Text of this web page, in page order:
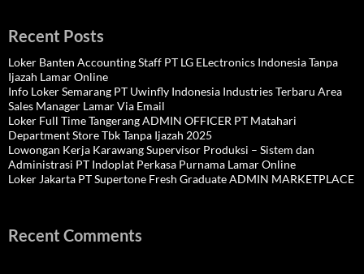
Recent Posts
Loker Banten Accounting Staff PT LG ELectronics Indonesia Tanpa
Ijazah Lamar Online
Info Loker Semarang PT Uwinfly Indonesia Industries Terbaru Area
Sales Manager Lamar Via Email
Loker Full Time Tangerang ADMIN OFFICER PT Matahari
Department Store Tbk Tanpa Ijazah 2025
Lowongan Kerja Karawang Supervisor Produksi – Sistem dan
Administrasi PT Indoplat Perkasa Purnama Lamar Online
Loker Jakarta PT Supertone Fresh Graduate ADMIN MARKETPLACE
Recent Comments